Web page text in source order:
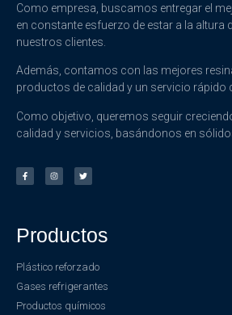
Como empresa, buscamos entregar el
en constante esfuerzo de estar a la altura
nuestros clientes.
Además, contamos con las mejores
productos de calidad y un servicio rápido
Como objetivo, queremos seguir
calidad y servicios, basándonos en
Productos
Plástico reforzado
Gases refrigerantes
Productos químicos